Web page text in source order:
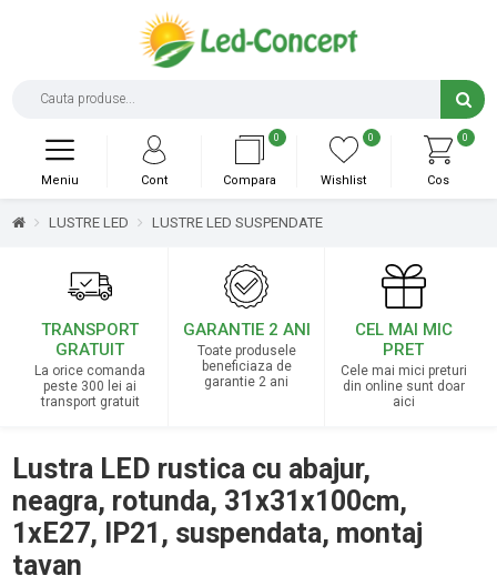
0
Cos
0
Wishlist
0
Compara
Cont
Meniu
LUSTRE LED LUSTRE LED SUSPENDATE
TRANSPORT
GRATUIT
La orice comanda
peste 300 lei ai
transport gratuit
GARANTIE 2 ANI
Toate produsele
beneficiaza de
garantie 2 ani
CEL MAI MIC
PRET
Cele mai mici preturi
din online sunt doar
aici
Lustra LED rustica cu abajur,
neagra, rotunda, 31x31x100cm,
1xE27, IP21, suspendata, montaj
tavan